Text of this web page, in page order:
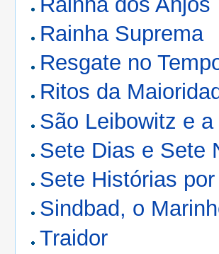
Rainha Suprema
Resgate no
Ritos da
São Leibowitz e
Sete Dias e Sete
Sete Histórias
Sindbad, o
Traidor